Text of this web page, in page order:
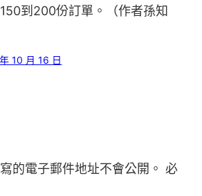
到200份訂單。（作者孫知
10 月 16 日
的電子郵件地址不會公開。 必